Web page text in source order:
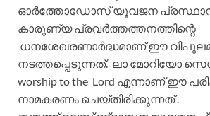
ഓർത്തോഡോസ് യൂവജന
കാരുണ്യ പ്രവർത്തത്തനത്തിന്റെ
ധനശേഖരണാർദ്ധമാണ്‌ ഈ
നടത്തപ്പെടുന്നത്. ലാ മോറിയോ
worship to the Lord എന്നാണ് ഈ
നാമകരണം ചെയ്തിരിക്കുന്നത് .